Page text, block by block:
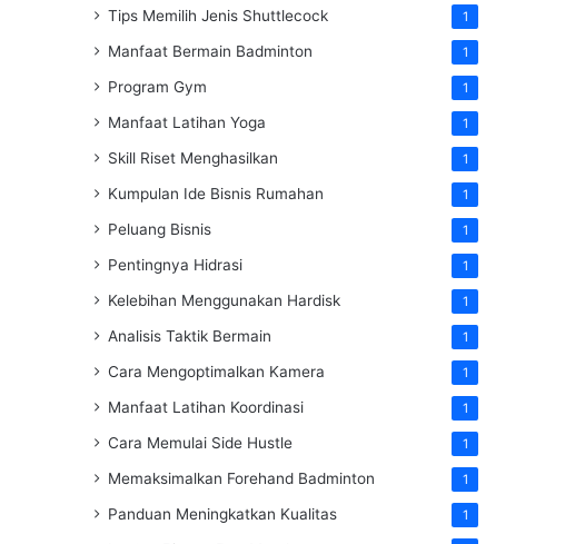
Tips Memilih Jenis Shuttlecock 1
Manfaat Bermain Badminton 1
Program Gym 1
Manfaat Latihan Yoga 1
Skill Riset Menghasilkan 1
Kumpulan Ide Bisnis Rumahan 1
Peluang Bisnis 1
Pentingnya Hidrasi 1
Kelebihan Menggunakan Hardisk 1
Analisis Taktik Bermain 1
Cara Mengoptimalkan Kamera 1
Manfaat Latihan Koordinasi 1
Cara Memulai Side Hustle 1
Memaksimalkan Forehand Badminton 1
Panduan Meningkatkan Kualitas 1